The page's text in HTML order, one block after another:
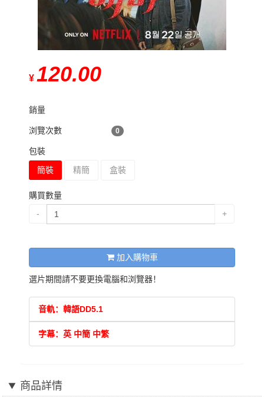
¥ 120.00
銷量
浏覽次數 0
包裝
簡裝
精簡 盒裝
購買數量
-
+
加入購物車
選片期間請不要更換電腦和浏覽器！
音軌：韓語DD5.1
字幕：英 中簡 中繁
商品詳情